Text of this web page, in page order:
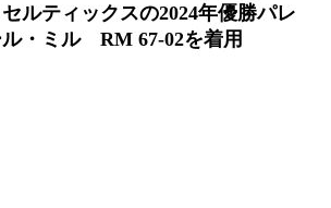
ルティックスの2024年優勝パレ
・ミル RM 67-02を着用